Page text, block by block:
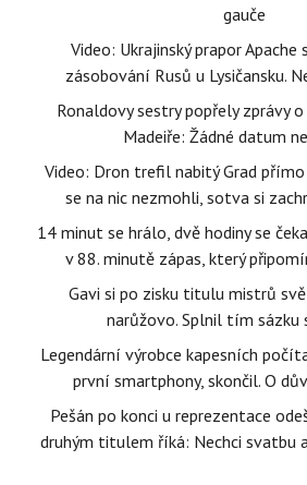
gauče
Video: Ukrajinský prapor
zásobování Rusů u Lysičansku.
Ronaldovy sestry popřely zprávy
Madeiře: Žádné datum
Video: Dron trefil nabitý Grad přímo
se na nic nezmohli, sotva si
14 minut se hrálo, dvě hodiny se
v 88. minutě zápas, který
Gavi si po zisku titulu mistrů
narůžovo. Splnil tím sázku
Legendární výrobce kapesních
první smartphony, skončil. O
Pešán po konci u reprezentace
druhým titulem říká: Nechci svatbu